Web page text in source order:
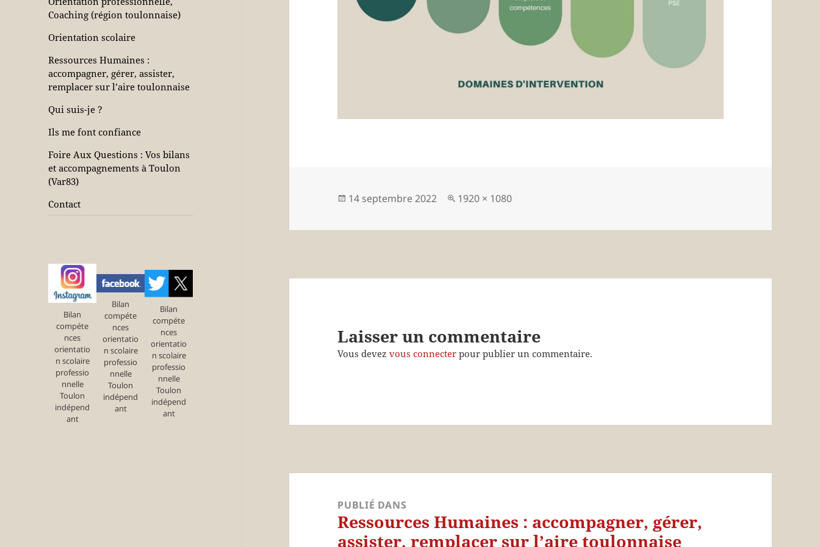
Coaching (région toulonnaise)
Orientation scolaire
Ressources Humaines :
accompagner, gérer, assister,
remplacer sur l’aire toulonnaise
Qui suis-je ?
Ils me font confiance
Foire Aux Questions : Vos bilans
et accompagnements à Toulon
(Var83)
Contact
Bilan
compéte
nces
orientatio
n scolaire
professio
nnelle
Toulon
indépend
ant
Bilan
compéte
nces
orientatio
n scolaire
professio
nnelle
Toulon
indépend
ant
Bilan
compéte
nces
orientatio
n scolaire
professio
nnelle
Toulon
indépend
ant
Publié
14 septembre 2022
Taille
1920 × 1080
Laisser un commentaire
Vous devezvous connecter pour publier un commentaire.
PUBLIÉ DANS
Ressources Humaines : accompagner, gérer,
assister, remplacer sur l’aire toulonnaise